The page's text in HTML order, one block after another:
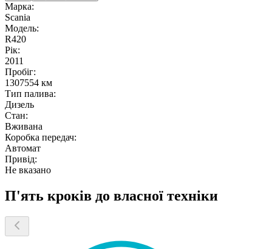
Марка:
Scania
Модель:
R420
Рік:
2011
Пробіг:
1307554 км
Тип палива:
Дизель
Стан:
Вживана
Коробка передач:
Автомат
Привід:
Не вказано
П'ять кроків до власної техніки